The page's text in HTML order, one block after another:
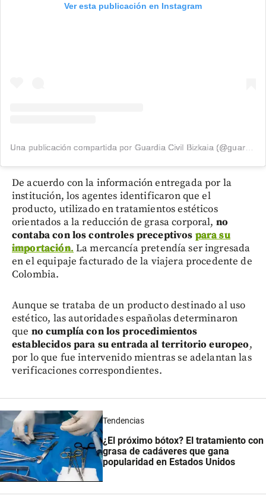
Ver esta publicación en Instagram
Una publicación compartida por Guardia Civil Bizkaia (@guardiacivilbizkaia)
De acuerdo con la información entregada por la
institución, los agentes identificaron que el
producto, utilizado en tratamientos estéticos
orientados a la reducción de grasa corporal, no
contaba con los controles preceptivos para su
importación.La mercancía pretendía ser ingresada
en el equipaje facturado de la viajera procedente de
Colombia.
Aunque se trataba de un producto destinado al uso
estético, las autoridades españolas determinaron
que no cumplía con los procedimientos
establecidos para su entrada al territorio europeo,
por lo que fue intervenido mientras se adelantan las
verificaciones correspondientes.
Tendencias
¿El próximo bótox? El tratamiento con
grasa de cadáveres que gana
popularidad en Estados Unidos